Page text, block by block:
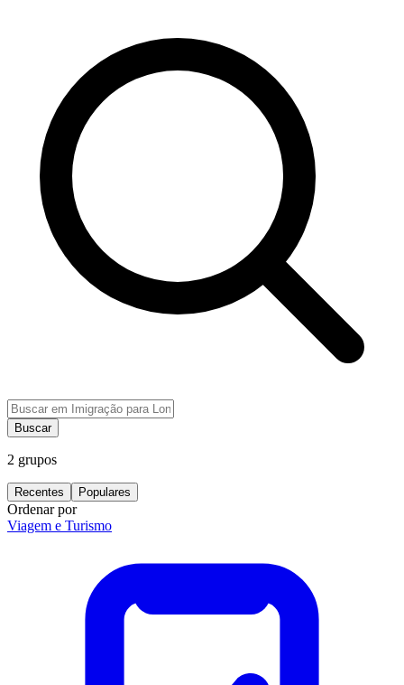
Buscar
2 grupos
Recentes Populares
Ordenar por
Viagem e Turismo